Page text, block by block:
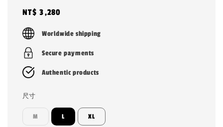
Regular
price
NT$ 3,280
Worldwide shipping
Secure payments
Authentic products
尺寸
M L XL